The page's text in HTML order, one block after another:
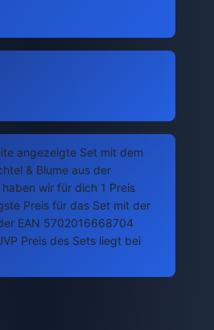
angezeigte Set mit dem
& Blume aus der
wir für dich 1 Preis
Preis für das Set mit der
EAN 5702016668704
Preis des Sets liegt bei